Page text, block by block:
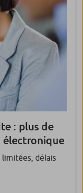
: plus de
électronique
délais